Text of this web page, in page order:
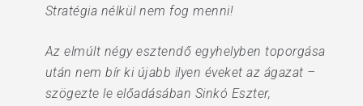
Stratégia nélkül nem fog menni!
Az elmúlt négy esztendő egyhelyben toporgása
után nem bír ki újabb ilyen éveket az ágazat –
szögezte le előadásában Sinkó Eszter,